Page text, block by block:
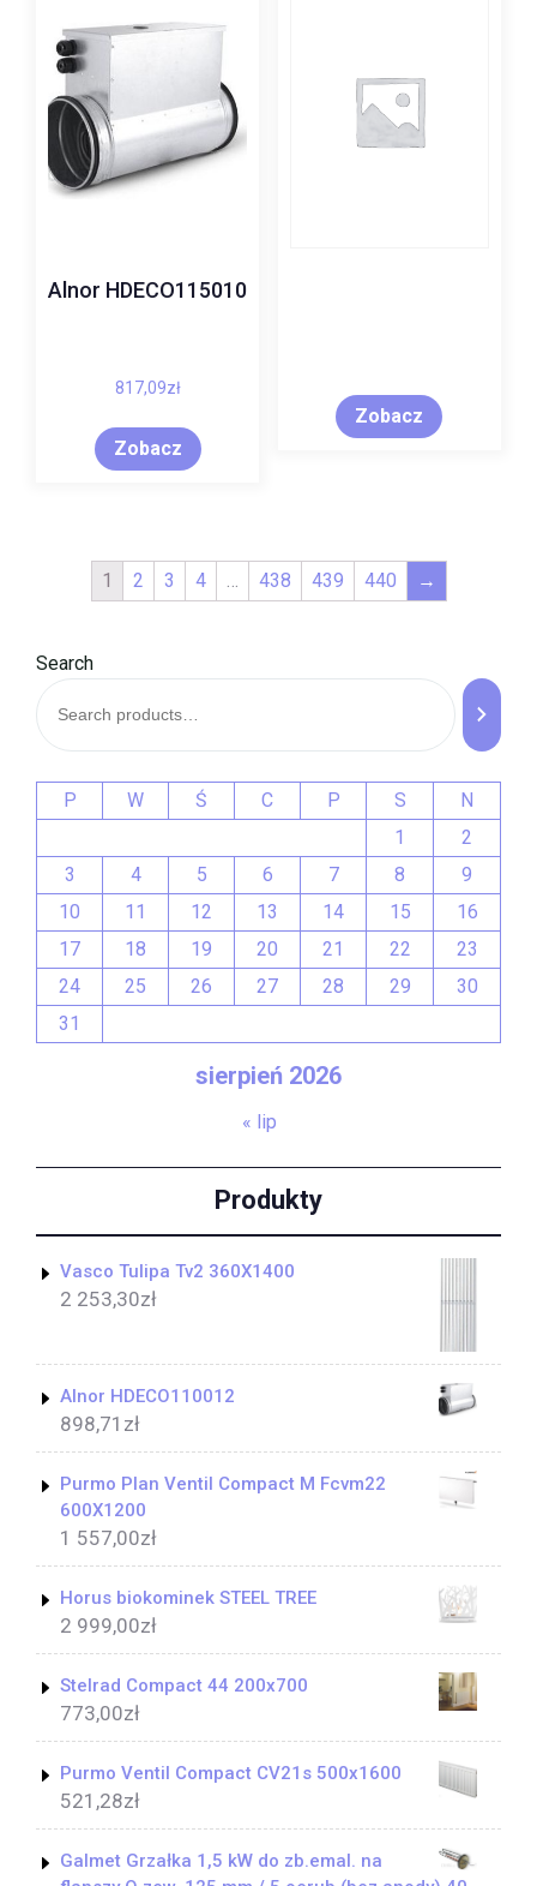
Alnor HDECO115010
817,09zł
Zobacz
Zobacz
1 2 3 4 … 438 439 440 →
Search
sierpień 2026
P W Ś C P S
N
1
2
3
4 5 6 7 8
9
10
11 12 13 14 15
16
17
18 19 20 21 22
23
24
25 26 27 28 29
30
31
« lip
Produkty
Vasco Tulipa Tv2 360X1400
2 253,30zł
Alnor HDECO110012
898,71 zł
Purmo Plan Ventil Compact M Fcvm22
600X1200
1 557,00zł
Horus biokominek STEEL TREE
2 999,00zł
Stelrad Compact 44 200x700
773,00zł
Purmo Ventil Compact CV21s 500x1600
521,28zł
Galmet Grzałka 1,5 kW do zb.emal. na